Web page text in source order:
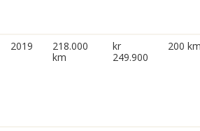
2019
218.000
km
kr
249.900
200 km